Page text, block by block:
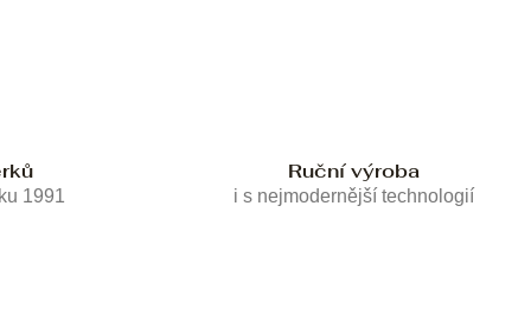
1991
Ruční výroba
i s nejmodernější technologií